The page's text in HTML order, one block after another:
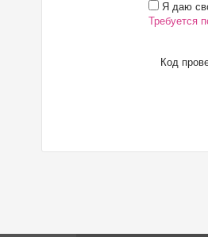
Я даю
Требуется
Код